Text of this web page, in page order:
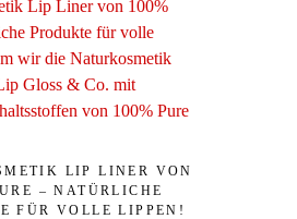
LIP LINER VON
– NATÜRLICHE
FÜR VOLLE LIPPEN!